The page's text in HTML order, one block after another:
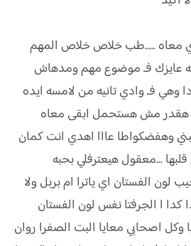
معاه .....طب خلاص خلاص المهم
عايزك فـ موضوع مهم ومدهاش
فـ وادي تانيه من لامسه ايده
هقدر مش هستحمل ابقى معاه
وهفضكواطا عااا اهدي انت كمان
...معقول هيعترفلي بحبه
لون الفستان اي ياترا ام بربل ولا
كدا ا الجرفتا نفس لون الفستان
وكل اصحابي معايا البت الصفرا روان